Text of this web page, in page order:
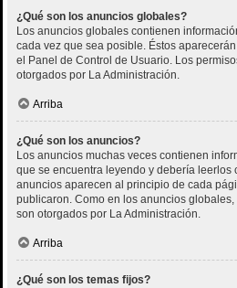
¿Qué son los anuncios globales?
Los anuncios globales contienen
cada vez que sea posible. Éstos
el Panel de Control de Usuario. Los
otorgados por La Administración.
Arriba
¿Qué son los anuncios?
Los anuncios muchas veces contienen
que se encuentra leyendo y debería leerlos
anuncios aparecen al principio de cada
publicaron. Como en los anuncios
son otorgados por La Administración.
Arriba
¿Qué son los temas fijos?